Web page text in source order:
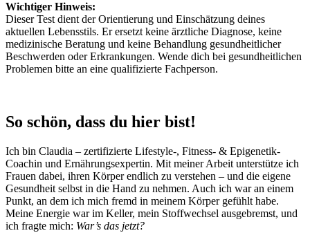
Wichtiger Hinweis:
Dieser Test dient der Orientierung und Einschätzung deines
aktuellen Lebensstils. Er ersetzt keine ärztliche Diagnose, keine
medizinische Beratung und keine Behandlung gesundheitlicher
Beschwerden oder Erkrankungen. Wende dich bei gesundheitlichen
Problemen bitte an eine qualifizierte Fachperson.
So schön, dass du hier bist!
Ich bin Claudia – zertifizierte Lifestyle-, Fitness- & Epigenetik-
Coachin und Ernährungsexpertin. Mit meiner Arbeit unterstütze ich
Frauen dabei, ihren Körper endlich zu verstehen – und die eigene
Gesundheit selbst in die Hand zu nehmen. Auch ich war an einem
Punkt, an dem ich mich fremd in meinem Körper gefühlt habe.
Meine Energie war im Keller, mein Stoffwechsel ausgebremst, und
ich fragte mich: War’s das jetzt?